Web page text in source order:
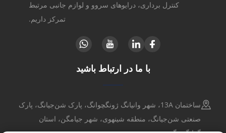
کنترل برداری، درایوهای سروو و لوازم جانبی مرتبط
تمرکز داریم.
با ما در ارتباط باشید
ساختمان 13A، شهر وانیانگ ژونگچوانگ، پارک شن‌جیانگ، پارک
صنعتی شن‌جیانگ، منطقه شینهوی، شهر جیامگن، استان